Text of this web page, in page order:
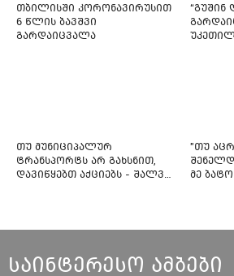
თბილისში კორონავირუსით
6 წლის ბავშვი
გარდაიცვალა
თუ მუნიციპალურ
ტრანსპორტს არ გახსნით,
დავიწყებთ აქციებს - შალვა
"თუ
მე
საინტერესო ამბები